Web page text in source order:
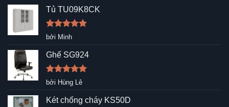
Tủ TU09K8CK
Được xếp
sao
bởi Minh
Ghế SG924
Được xếp
5
sao
bởi Hùng Lê
Két chống cháy KS50D